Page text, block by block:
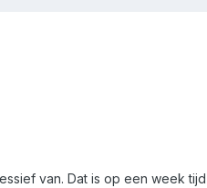
van. Dat is op een week